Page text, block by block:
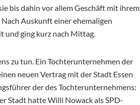
bis dahin vor allem Geschäft mit ihrem
Auskunft einer ehemaligen
und ging kurz nach Mittag.
zu tun. Ein Tochterunternehmen der
neuen Vertrag mit der Stadt Essen
der des Tochterunternehmens:
Stadt hatte Willi Nowack als SPD-